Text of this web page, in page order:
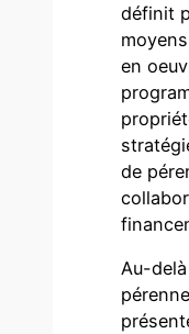
définit
en
de
Au-